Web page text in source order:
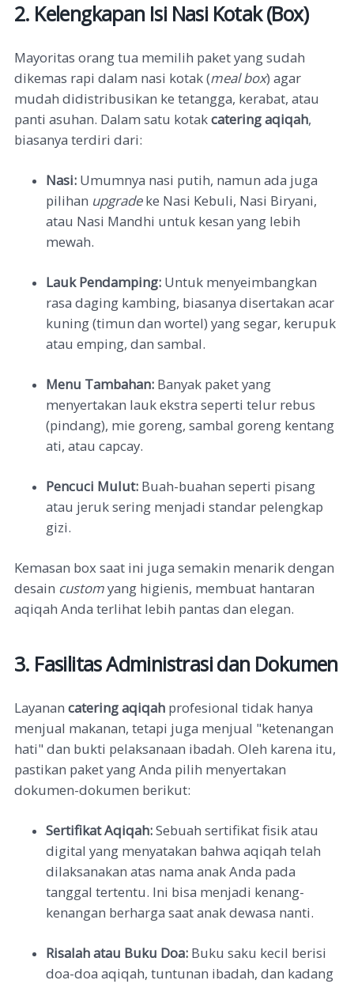
2. Kelengkapan Isi Nasi Kotak (Box)
Mayoritas orang tua memilih paket yang sudah
dikemas rapi dalam nasi kotak (meal box) agar
mudah didistribusikan ke tetangga, kerabat, atau
panti asuhan. Dalam satu kotakcatering aqiqah,
biasanya terdiri dari:
Nasi: Umumnya nasi putih, namun ada juga
pilihan upgradeke Nasi Kebuli, Nasi Biryani,
atau Nasi Mandhi untuk kesan yang lebih
mewah.
Lauk Pendamping: Untuk menyeimbangkan
rasa daging kambing, biasanya disertakan acar
kuning (timun dan wortel) yang segar, kerupuk
atau emping, dan sambal.
Menu Tambahan: Banyak paket yang
menyertakan lauk ekstra seperti telur rebus
(pindang), mie goreng, sambal goreng kentang
ati, atau capcay.
Pencuci Mulut: Buah-buahan seperti pisang
atau jeruk sering menjadi standar pelengkap
gizi.
Kemasan box saat ini juga semakin menarik dengan
desain customyang higienis, membuat hantaran
aqiqah Anda terlihat lebih pantas dan elegan.
3. Fasilitas Administrasi dan Dokumen
Layanan catering aqiqah profesional tidak hanya
menjual makanan, tetapi juga menjual "ketenangan
hati" dan bukti pelaksanaan ibadah. Oleh karena itu,
pastikan paket yang Anda pilih menyertakan
dokumen-dokumen berikut:
Sertifikat Aqiqah:Sebuah sertifikat fisik atau
digital yang menyatakan bahwa aqiqah telah
dilaksanakan atas nama anak Anda pada
tanggal tertentu. Ini bisa menjadi kenang-
kenangan berharga saat anak dewasa nanti.
Risalah atau Buku Doa: Buku saku kecil berisi
doa-doa aqiqah, tuntunan ibadah, dan kadang